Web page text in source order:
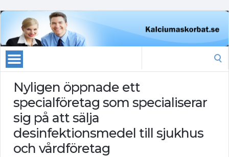
Nyligen öppnade ett
specialföretag som specialiserar
sig på att sälja
desinfektionsmedel till sjukhus
och vårdföretag